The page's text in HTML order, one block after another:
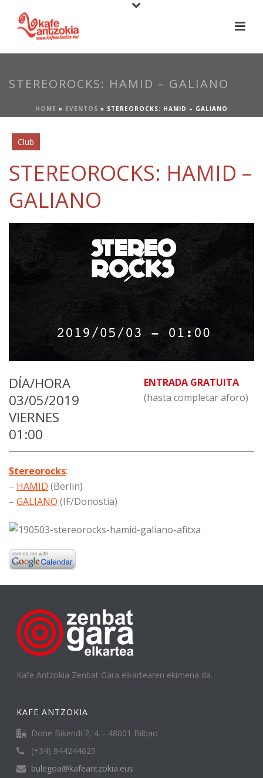
STEREOROCKS: HAMID – GALIANO
HOME » EVENTOS » STEREOROCKS: HAMID – GALIANO
Club
STEREOROCKS: HAMID –
GALIANO
DÍA/HORA
03/05/2019
VIERNES
01:00
ENTRADA GRATUITA
(hasta completar aforo)
Stereorocks:
– HAMID (Berlin)
– GALIANO (IF/Donostia)
Kafe Antzokia Zenbat Gara elkartearen ekimena da.
KAFE ANTZOKIA
Done Bikendi 2, 4. - 48001 Bilbao
(+34) 944244625
bulegoa@kafeantzokia.eus